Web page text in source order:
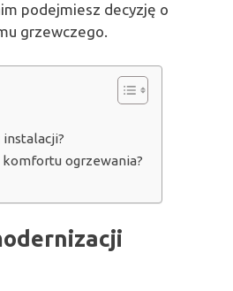
podejmiesz decyzję o
grzewczego.
ogrzewania?